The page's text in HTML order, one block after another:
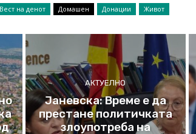
Вест на денот Домашен Донации Живот
АКТУЕЛНО
Јаневска: Време е да
престане политичката
злоупотреба на